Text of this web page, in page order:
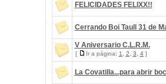
FELICIDADES FELIXX!!
Cerrando Boi Taull 31 de
V Aniversario C.L.R.M.
[ Ir a página: 1 2 3 4]
La Covatilla...para abrir